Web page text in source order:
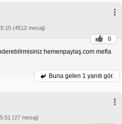
(4512 mesaj)
0
hemenpaylaş.com mefla
Buna gelen 1 yanıtı gör.
(27 mesaj)